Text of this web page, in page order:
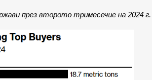
през второто тримесечие на 2024 г.